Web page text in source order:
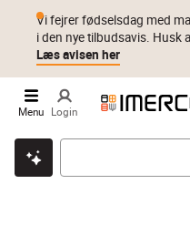
Klik & hent Byt i 1 år
Vi fejrer fødselsdag med
i den nye tilbudsavis. Husk
Læs avisen her
Menu Login